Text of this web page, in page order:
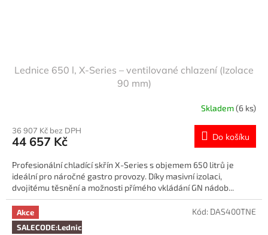
Lednice 650 l, X-Series – ventilované chlazení (Izolace
90 mm)
Skladem(6 ks)
36 907 Kč bez DPH
44 657 Kč Do košíku
Profesionální chladící skřín X-Series s objemem 650 litrů je
ideální pro náročné gastro provozy. Díky masivní izolaci,
dvojitému těsnění a možnosti přímého vkládání GN nádob...
Akce
SALECODE:Lednice10:10:%
Kód: DAS400TNE